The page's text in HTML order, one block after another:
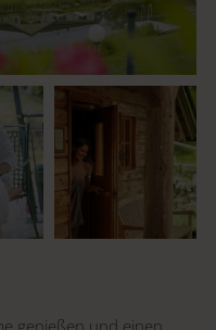
genießen und einen